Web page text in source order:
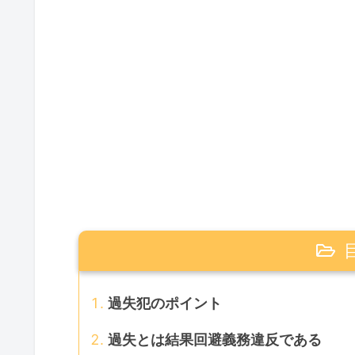
過失犯のポイント
過失とは結果回避義務違反である